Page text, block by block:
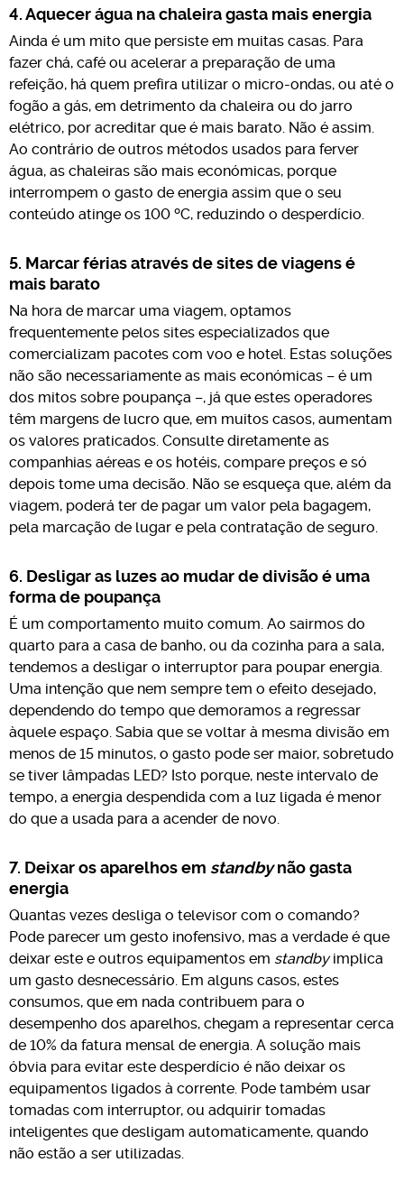
4. Aquecer água na chaleira gasta mais energia
Ainda é um mito que persiste em muitas casas. Para
fazer chá, café ou acelerar a preparação de uma
refeição, há quem prefira utilizar o micro-ondas, ou até o
fogão a gás, em detrimento da chaleira ou do jarro
elétrico, por acreditar que é mais barato. Não é assim.
Ao contrário de outros métodos usados para ferver
água, as chaleiras são mais económicas, porque
interrompem o gasto de energia assim que o seu
conteúdo atinge os 100 ºC, reduzindo o desperdício.
5. Marcar férias através de sites de viagens é
mais barato
Na hora de marcar uma viagem, optamos
frequentemente pelos sites especializados que
comercializam pacotes com voo e hotel. Estas soluções
não são necessariamente as mais económicas – é um
dos mitos sobre poupança –, já que estes operadores
têm margens de lucro que, em muitos casos, aumentam
os valores praticados. Consulte diretamente as
companhias aéreas e os hotéis, compare preços e só
depois tome uma decisão. Não se esqueça que, além da
viagem, poderá ter de pagar um valor pela bagagem,
pela marcação de lugar e pela contratação de seguro.
6. Desligar as luzes ao mudar de divisão é uma
forma de poupança
É um comportamento muito comum. Ao sairmos do
quarto para a casa de banho, ou da cozinha para a sala,
tendemos a desligar o interruptor para poupar energia.
Uma intenção que nem sempre tem o efeito desejado,
dependendo do tempo que demoramos a regressar
àquele espaço. Sabia que se voltar à mesma divisão em
menos de 15 minutos, o gasto pode ser maior, sobretudo
se tiver lâmpadas LED? Isto porque, neste intervalo de
tempo, a energia despendida com a luz ligada é menor
do que a usada para a acender de novo.
7. Deixar os aparelhos em standbynão gasta
energia
Quantas vezes desliga o televisor com o comando?
Pode parecer um gesto inofensivo, mas a verdade é que
deixar este e outros equipamentos em standbyimplica
um gasto desnecessário. Em alguns casos, estes
consumos, que em nada contribuem para o
desempenho dos aparelhos, chegam a representar cerca
de 10% da fatura mensal de energia. A solução mais
óbvia para evitar este desperdício é não deixar os
equipamentos ligados à corrente. Pode também usar
tomadas com interruptor, ou adquirir tomadas
inteligentes que desligam automaticamente, quando
não estão a ser utilizadas.